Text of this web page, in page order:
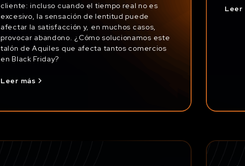
cliente: incluso cuando el tiempo real no es
excesivo, la sensación de lentitud puede
afectar la satisfacción y, en muchos casos,
provocar abandono. ¿Cómo solucionamos este
talón de Aquiles que afecta tantos comercios
en Black Friday?
Leer más
Leer